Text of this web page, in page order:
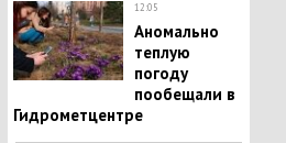
12:05
Аномально
теплую
погоду
пообещали в
Гидрометцентре